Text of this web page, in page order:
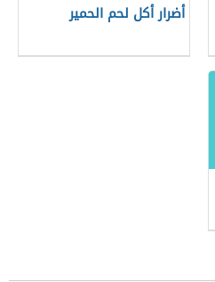
أضرار أكل لحم الحمير